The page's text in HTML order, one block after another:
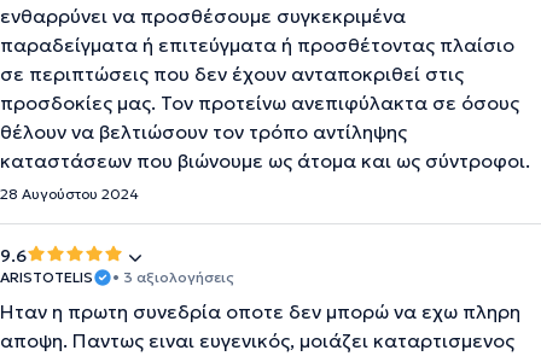
ενθαρρύνει να προσθέσουμε συγκεκριμένα
παραδείγματα ή επιτεύγματα ή προσθέτοντας πλαίσιο
σε περιπτώσεις που δεν έχουν ανταποκριθεί στις
προσδοκίες μας. Τον προτείνω ανεπιφύλακτα σε όσους
θέλουν να βελτιώσουν τον τρόπο αντίληψης
καταστάσεων που βιώνουμε ως άτομα και ως σύντροφοι.
28 Αυγούστου 2024
9.6
ARISTOTELIS • 3 αξιολογήσεις
Ηταν η πρωτη συνεδρία οποτε δεν μπορώ να εχω πληρη
αποψη. Παντως ειναι ευγενικός, μοιάζει καταρτισμενος